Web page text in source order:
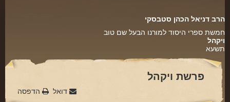
הרב דניאל הכהן סטבסקי
חמשת ספרי היסוד למורנו הבעל שם טוב
ויקהל
תשעא
פרשת ויקהל
הדפסה דואל